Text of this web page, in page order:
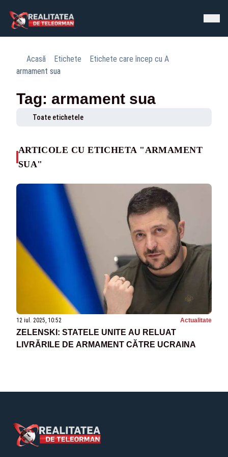
Acasă Etichete
Etichete care încep cu A
armament sua
Tag: armament sua
Toate etichetele
ARTICOLE CU ETICHETA "ARMAMENT
SUA"
12 iul. 2025, 10:52 Actualitate
ZELENSKI: STATELE UNITE AU RELUAT
LIVRĂRILE DE ARMAMENT CĂTRE UCRAINA